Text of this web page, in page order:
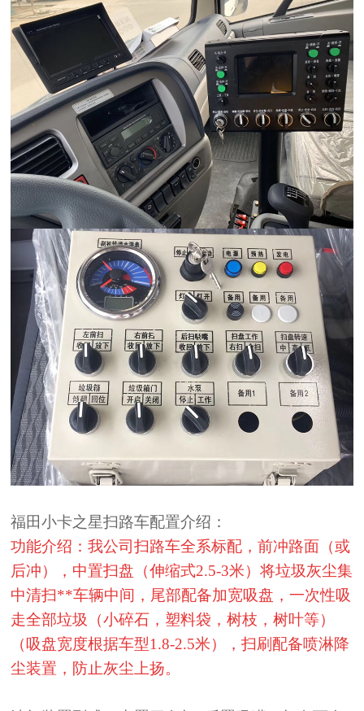
福田小卡之星扫路车配置介绍：
功能介绍：我公司扫路车全系标配，前冲路面（或
后冲），中置扫盘（伸缩式2.5-3米）将垃圾灰尘集
中清扫**车辆中间，尾部配备加宽吸盘，一次性吸
走全部垃圾（小碎石，塑料袋，树枝，树叶等）
（吸盘宽度根据车型1.8-2.5米），扫刷配备喷淋降
尘装置，防止灰尘上扬。